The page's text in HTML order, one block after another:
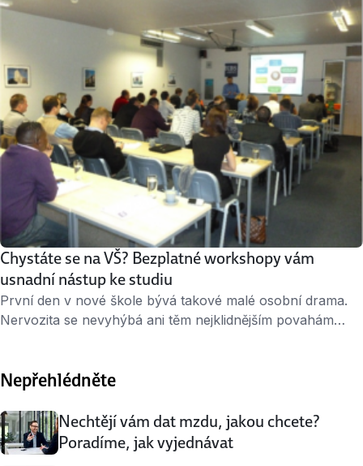
studentů. Vybíráme pro vás tipy na zajímavé obory.
Jazyky a mezinárodní studia Česko je …
Chystáte se na VŠ? Bezplatné workshopy vám
usnadní nástup ke studiu
První den v nové škole bývá takové malé osobní drama.
Nervozita se nevyhýbá ani těm nejklidnějším povahám
a spolužáky už před začátkem školního roku a na podzim
tuto …
Nepřehlédněte
Nechtějí vám dat mzdu, jakou chcete?
Poradíme, jak vyjednávat